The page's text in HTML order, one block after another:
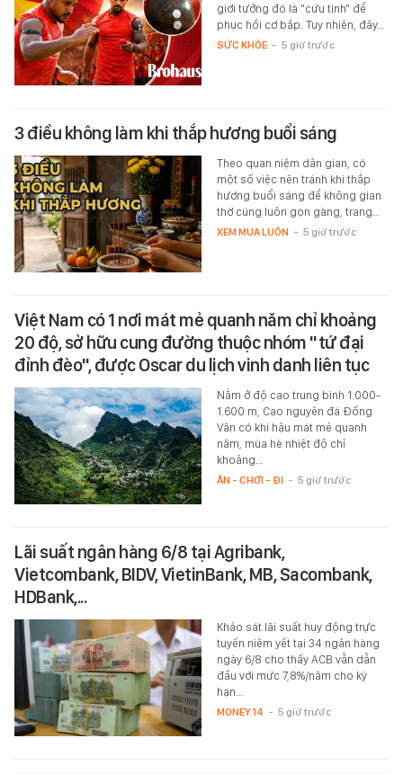
giới tưởng đó là "cứu tinh" để
phục hồi cơ bắp. Tuy nhiên, đây…
SỨC KHỎE - 5 giờ trước
3 điều không làm khi thắp hương buổi sáng
Theo quan niệm dân gian, có
một số việc nên tránh khi thắp
hương buổi sáng để không gian
thờ cúng luôn gọn gàng, trang…
XEM MUA LUÔN - 5 giờ trước
Việt Nam có 1 nơi mát mẻ quanh năm chỉ khoảng
20 độ, sở hữu cung đường thuộc nhóm "tứ đại
đỉnh đèo", được Oscar du lịch vinh danh liên tục
Nằm ở độ cao trung bình 1.000-
1.600 m, Cao nguyên đá Đồng
Văn có khí hậu mát mẻ quanh
năm, mùa hè nhiệt độ chỉ
khoảng…
ĂN - CHƠI - ĐI - 5 giờ trước
Lãi suất ngân hàng 6/8 tại Agribank,
Vietcombank, BIDV, VietinBank, MB, Sacombank,
HDBank,...
Khảo sát lãi suất huy động trực
tuyến niêm yết tại 34 ngân hàng
ngày 6/8 cho thấy ACB vẫn dẫn
đầu với mức 7,8%/năm cho kỳ
hạn…
MONEY.14 - 5 giờ trước